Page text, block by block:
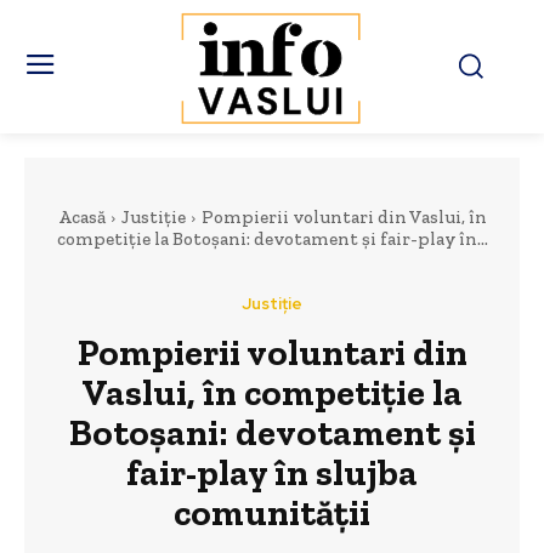
Acasă Justiție
Pompierii voluntari din Vaslui, în
competiție la Botoșani: devotament și fair-play în...
Justiție
Pompierii voluntari din
Vaslui, în competiție la
Botoșani: devotament și
fair-play în slujba
comunității